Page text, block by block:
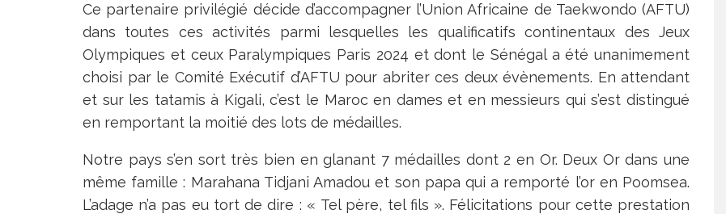
Ce partenaire privilégié décide d’accompagner l’Union Africaine de Taekwondo (AFTU)
dans toutes ces activités parmi lesquelles les qualificatifs continentaux des Jeux
Olympiques et ceux Paralympiques Paris 2024 et dont le Sénégal a été unanimement
choisi par le Comité Exécutif d’AFTU pour abriter ces deux évènements. En attendant
et sur les tatamis à Kigali, c’est le Maroc en dames et en messieurs qui s’est distingué
en remportant la moitié des lots de médailles.
Notre pays s’en sort très bien en glanant 7 médailles dont 2 en Or. Deux Or dans une
même famille : Marahana Tidjani Amadou et son papa qui a remporté l’or en Poomsea.
L’adage n’a pas eu tort de dire : « Tel père, tel fils ». Félicitations pour cette prestation